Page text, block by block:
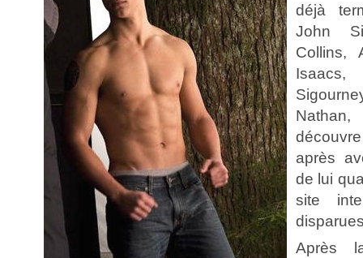
déjà
John
Collins,
après
de lui
site
Après